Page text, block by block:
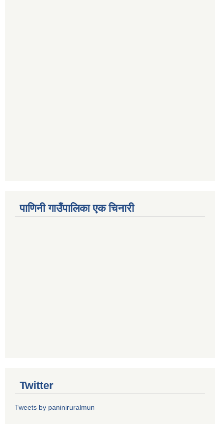
पाणिनी गाउँपालिका एक चिनारी
Twitter
Tweets by paniniruralmun